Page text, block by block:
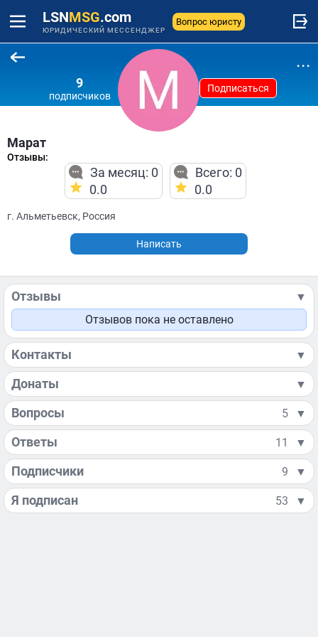
LSNMSG.com
ЮРИДИЧЕСКИЙ МЕССЕНДЖЕР
Вопрос юристу
9
подписчиков
Подписаться
...
Марат
Отзывы:
За месяц: 0
0.0
Всего: 0
0.0
г. Альметьевск, Россия
Написать
Отзывы
▼
Отзывов пока не оставлено
Контакты ▼
Донаты ▼
Вопросы 5 ▼
Ответы 11 ▼
Подписчики 9 ▼
Я подписан 53 ▼